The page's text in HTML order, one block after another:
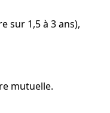
sur 1,5 à 3 ans),
mutuelle.